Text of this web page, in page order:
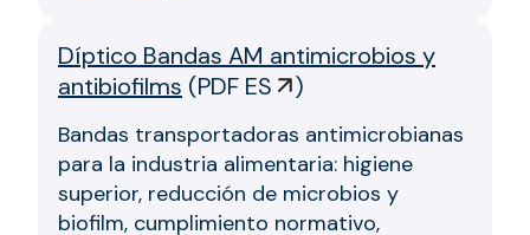
Díptico Bandas AM antimicrobios y
antibiofilms (PDF ES )
Bandas transportadoras antimicrobianas
para la industria alimentaria: higiene
superior, reducción de microbios y
biofilm, cumplimiento normativo,